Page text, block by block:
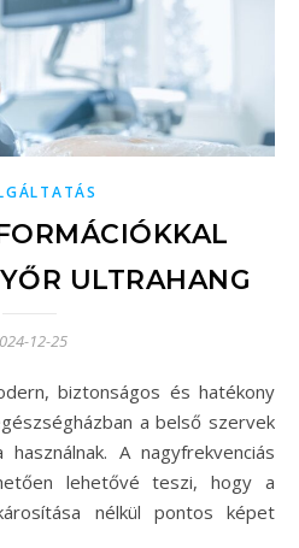
ULTRAHANG
12-25
a belső szervek
A nagyfrekvenciás
lehetővé teszi, hogy a
nélkül pontos képet